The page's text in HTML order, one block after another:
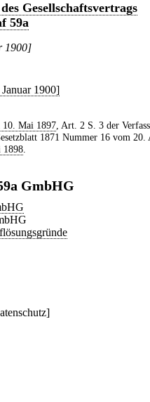
Gesellschaftsvertrags
59a
1900]
1900]
10. Mai 1897, Art. 2 S. 3 der
1871 Nummer 16 vom
1898
GmbHG
]